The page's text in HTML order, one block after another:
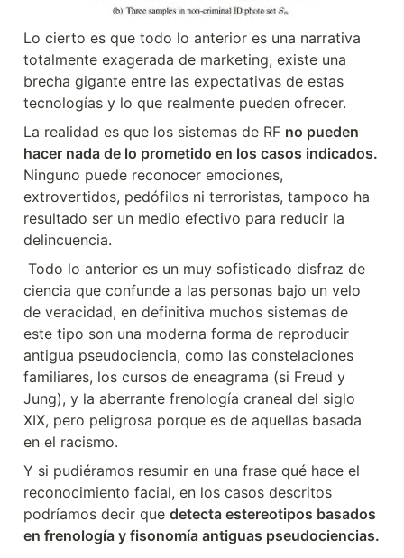
Lo cierto es que todo lo anterior es una narrativa
totalmente exagerada de marketing, existe una
brecha gigante entre las expectativas de estas
tecnologías y lo que realmente pueden ofrecer.
La realidad es que los sistemas de RF no pueden
hacer nada de lo prometido en los casos indicados.
Ninguno puede reconocer emociones,
extrovertidos, pedófilos ni terroristas, tampoco ha
resultado ser un medio efectivo para reducir la
delincuencia.
ciencia que confunde a las personas bajo un velo
de veracidad, en definitiva muchos sistemas de
este tipo son una moderna forma de reproducir
antigua pseudociencia, como las constelaciones
familiares, los cursos de eneagrama (si Freud y
Jung), y la aberrante frenología craneal del siglo
XIX, pero peligrosa porque es de aquellas basada
en el racismo.
Y si pudiéramos resumir en una frase qué hace el
reconocimiento facial, en los casos descritos
podríamos decir que detecta estereotipos basados
en frenología y fisonomía antiguas pseudociencias.